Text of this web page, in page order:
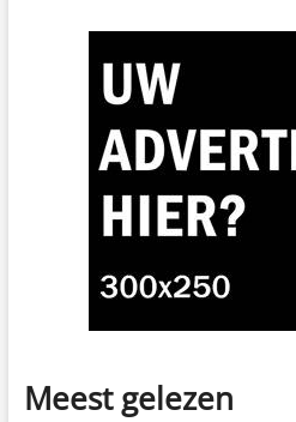
Meest gelezen